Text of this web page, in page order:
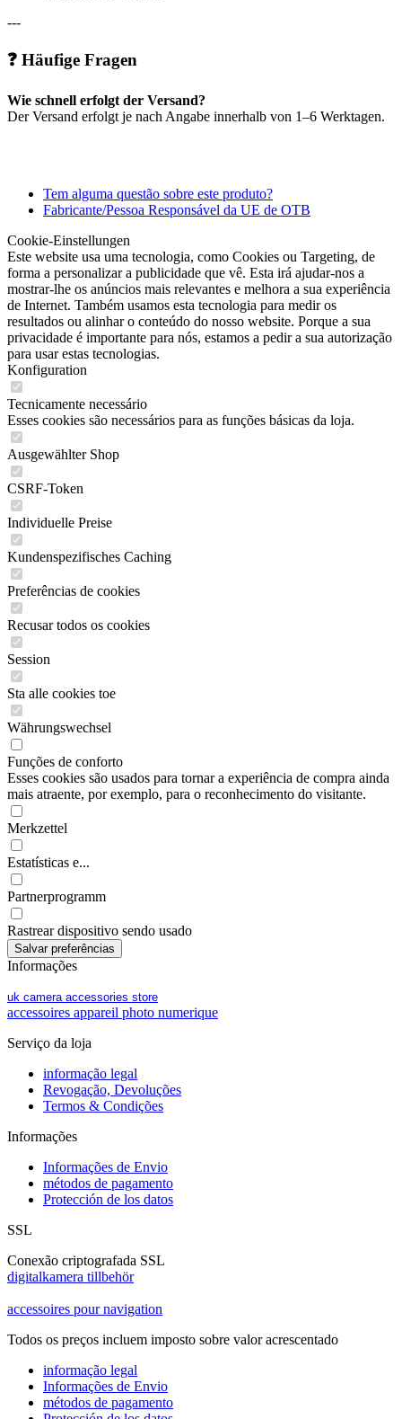
---
❓ Häufige Fragen
Wie schnell erfolgt der Versand?
Der Versand erfolgt je nach Angabe innerhalb von 1–6 Werktagen.
Tem alguma questão sobre este produto?
Fabricante/Pessoa Responsável da UE de OTB
Cookie-Einstellungen
Este website usa uma tecnologia, como Cookies ou Targeting, de
forma a personalizar a publicidade que vê. Esta irá ajudar-nos a
mostrar-lhe os anúncios mais relevantes e melhora a sua experiência
de Internet. Também usamos esta tecnologia para medir os
resultados ou alinhar o conteúdo do nosso website. Porque a sua
privacidade é importante para nós, estamos a pedir a sua autorização
para usar estas tecnologias.
Konfiguration
Tecnicamente necessário
Esses cookies são necessários para as funções básicas da loja.
Ausgewählter Shop
CSRF-Token
Individuelle Preise
Kundenspezifisches Caching
Preferências de cookies
Recusar todos os cookies
Session
Sta alle cookies toe
Währungswechsel
Funções de conforto
Esses cookies são usados para tornar a experiência de compra ainda
mais atraente, por exemplo, para o reconhecimento do visitante.
Merkzettel
Estatísticas e...
Partnerprogramm
Rastrear dispositivo sendo usado
Informações
uk camera accessories store
accessoires appareil photo numerique
Serviço da loja
informação legal
Revogação, Devoluções
Termos & Condições
Informações
Informações de Envio
métodos de pagamento
Protección de los datos
SSL
Conexão criptografada SSL
digitalkamera tillbehör
accessoires pour navigation
Todos os preços incluem imposto sobre valor acrescentado
informação legal
Informações de Envio
métodos de pagamento